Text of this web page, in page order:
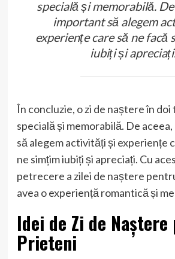
specială și memorabilă. De
important să alegem
experiențe care să ne facă
iubiți și
În concluzie, o zi de naștere în
specială și memorabilă. De
să alegem activități și experiențe
ne simțim iubiți și apreciați. Cu
petrecere a zilei de naștere
avea o experiență romantică și
Idei de Zi de
Prieteni